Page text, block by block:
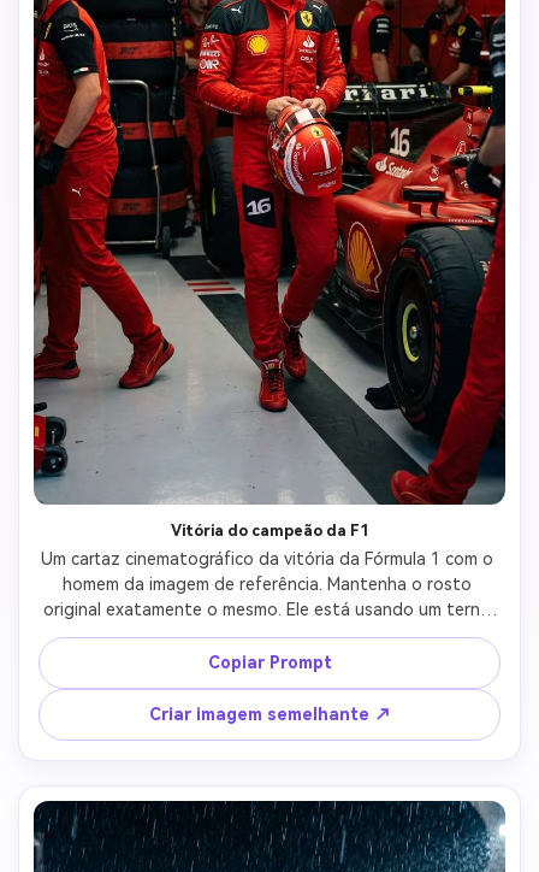
Vitória do campeão da F1
Um cartaz cinematográfico da vitória da Fórmula 1 com o
homem da imagem de referência. Mantenha o rosto
original exatamente o mesmo. Ele está usando um terno
vermelho da Ferrari de Fórmula 1 com logotipos de
patrocinadores como Shell, Puma e Ray-Ban. Ele está em
um pódio de corrida levantando um troféu de ouro em
comemoração. Atrás dele, um carro Ferrari de Fórmula 1
está estacionado com fumaça subindo dos pneus.
Confeti e luzes de corrida brilhantes preenchem o fundo.
Iluminação esportiva dramática, detalhes ultra-realistas,
cena épica da vitória do motorsport, fotografia esportiva
profissional, resolução 8K.
Copiar Prompt
Criar imagem semelhante ↗